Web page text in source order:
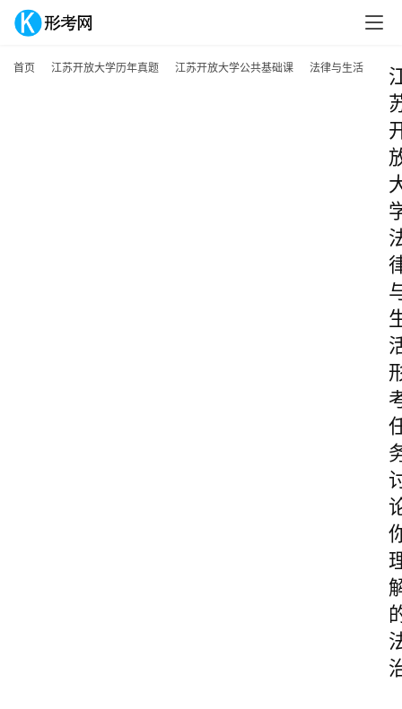
首页 江苏开放大学历年真题 江苏开放大学公共基础课 法律与生活